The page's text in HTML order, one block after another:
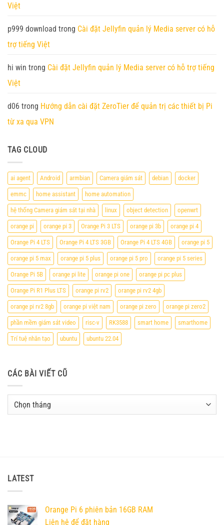
Việt
p999 download trong Cài đặt Jellyfin quản lý Media server có hỗ
trợ tiếng Việt
hi win trong Cài đặt Jellyfin quản lý Media server có hỗ trợ tiếng
Việt
d06 trong Hướng dẫn cài đặt ZeroTier để quản trị các thiết bị Pi
từ xa qua VPN
TAG CLOUD
ai agent Android armbian Camera giám sát debian docker
emmc home assistant home automation
hệ thống Camera giám sát tại nhà linux object detection openwrt
orange pi orange pi 3 Orange Pi 3 LTS orange pi 3b orange pi 4
Orange Pi 4 LTS Orange Pi 4 LTS 3GB Orange Pi 4 LTS 4GB orange pi 5
orange pi 5 max orange pi 5 plus orange pi 5 pro orange pi 5 series
Orange Pi 5B orange pi lite orange pi one orange pi pc plus
Orange Pi R1 Plus LTS orange pi rv2 orange pi rv2 4gb
orange pi rv2 8gb orange pi việt nam orange pi zero orange pi zero2
phần mềm giám sát video risc-v RK3588 smart home smarthome
Trí tuệ nhân tạo ubuntu ubuntu 22.04
CÁC BÀI VIẾT CŨ
Các
LATEST
Orange Pi 6 phiên bản 16GB RAM
Liên hệ để đặt hàng